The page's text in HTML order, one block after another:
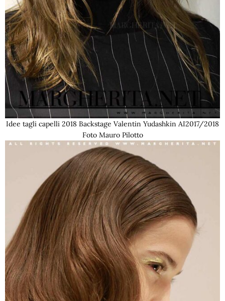
Idee tagli capelli 2018 Backstage Valentin Yudashkin AI2017/2018
Foto Mauro Pilotto